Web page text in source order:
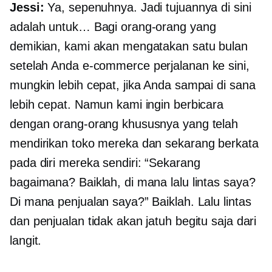
Jessi: Ya, sepenuhnya. Jadi tujuannya di sini
adalah untuk… Bagi orang-orang yang
demikian, kami akan mengatakan satu bulan
setelah Anda e-commerceperjalanan ke sini,
mungkin lebih cepat, jika Anda sampai di sana
lebih cepat. Namun kami ingin berbicara
dengan orang-orang khususnya yang telah
mendirikan toko mereka dan sekarang berkata
pada diri mereka sendiri: “Sekarang
bagaimana? Baiklah, di mana lalu lintas saya?
Di mana penjualan saya?” Baiklah. Lalu lintas
dan penjualan tidak akan jatuh begitu saja dari
langit.